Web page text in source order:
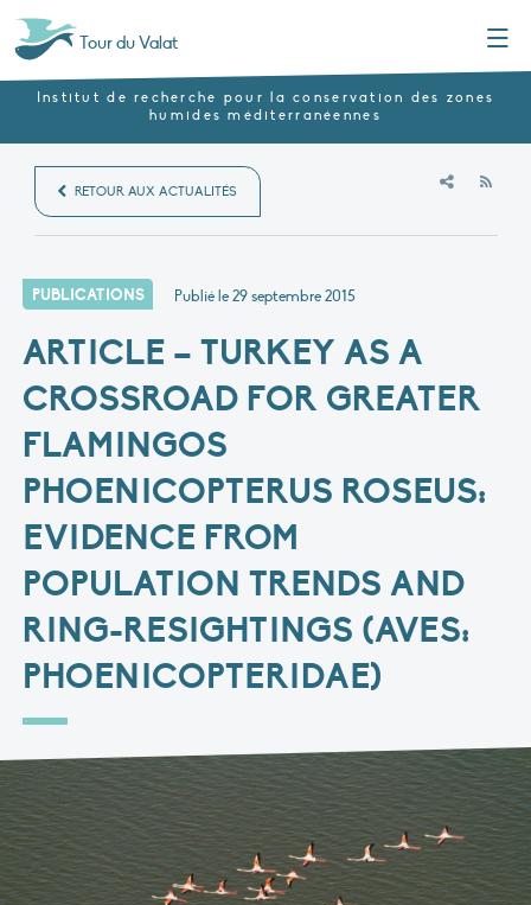
Tour du Valat
Institut de recherche pour la conservation des zones
humides méditerranéennes
RETOUR AUX ACTUALITÉS
PUBLICATIONS Publié le29 septembre 2015
ARTICLE – TURKEY AS A
CROSSROAD FOR GREATER
FLAMINGOS
PHOENICOPTERUS ROSEUS:
EVIDENCE FROM
POPULATION TRENDS AND
RING-RESIGHTINGS (AVES:
PHOENICOPTERIDAE)